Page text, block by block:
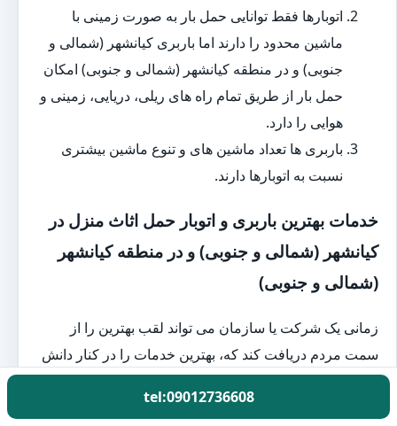
اتوبارها فقط توانایی حمل بار به صورت زمینی با
ماشین محدود را دارند اما باربری کیانشهر (شمالی و
جنوبی) و در منطقه کیانشهر (شمالی و جنوبی) امکان
حمل بار از طریق تمام راه های ریلی، دریایی، زمینی و
هوایی را دارد.
باربری ها تعداد ماشین های و تنوع ماشین بیشتری
نسبت به اتوبارها دارند.
خدمات بهترین باربری و اتوبار حمل اثاث منزل در
کیانشهر (شمالی و جنوبی) و در منطقه کیانشهر
(شمالی و جنوبی)
زمانی یک شرکت یا سازمان می تواند لقب بهترین را از
سمت مردم دریافت کند که، بهترین خدمات را در کنار دانش
عالی ارائه دهد. بهترین باربری و اتوبار کیانشهر (شمالی و
جنوبی) و در منطقه کیانشهر (شمالی و جنوبی) نیز از این
tel:09012736608